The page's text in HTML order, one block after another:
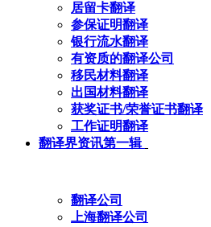
居留卡翻译
参保证明翻译
银行流水翻译
有资质的翻译公司
移民材料翻译
出国材料翻译
获奖证书/荣誉证书翻译
工作证明翻译
翻译界资讯第一辑
翻译公司
上海翻译公司